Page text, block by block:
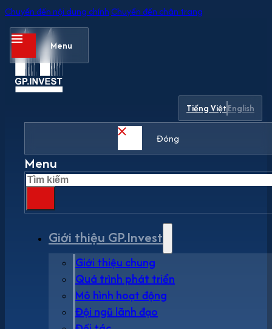
Chuyển đến nội dung chính Chuyển đến chân trang
Menu
Tiếng ViệtEnglish
Đóng
Menu
Tìm
kiếm
Giới thiệu GP.Invest
Giới thiệu chung
Quá trình phát triển
Mô hình hoạt động
Đội ngũ lãnh đạo